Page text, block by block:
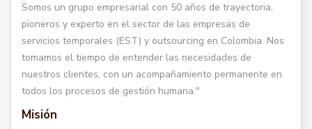
Somos un grupo empresarial con 50 años de trayectoria,
pioneros y experto en el sector de las empresas de
servicios temporales (EST) y outsourcing en Colombia. Nos
tomamos el tiempo de entender las necesidades de
nuestros clientes, con un acompañamiento permanente en
todos los procesos de gestión humana."
Misión